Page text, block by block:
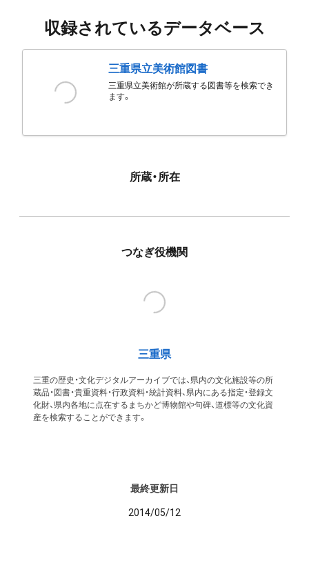
収録されているデータベース
三重県立美術館図書
三重県立美術館が所蔵する図書等を検索でき
ます。
所蔵・所在
つなぎ役機関
三重県
三重の歴史・文化デジタルアーカイブでは、県内の文化施設等の所
蔵品・図書・貴重資料・行政資料・統計資料、県内にある指定・登録文
化財、県内各地に点在するまちかど博物館や句碑、道標等の文化資
産を検索することができます。
最終更新日
2014/05/12